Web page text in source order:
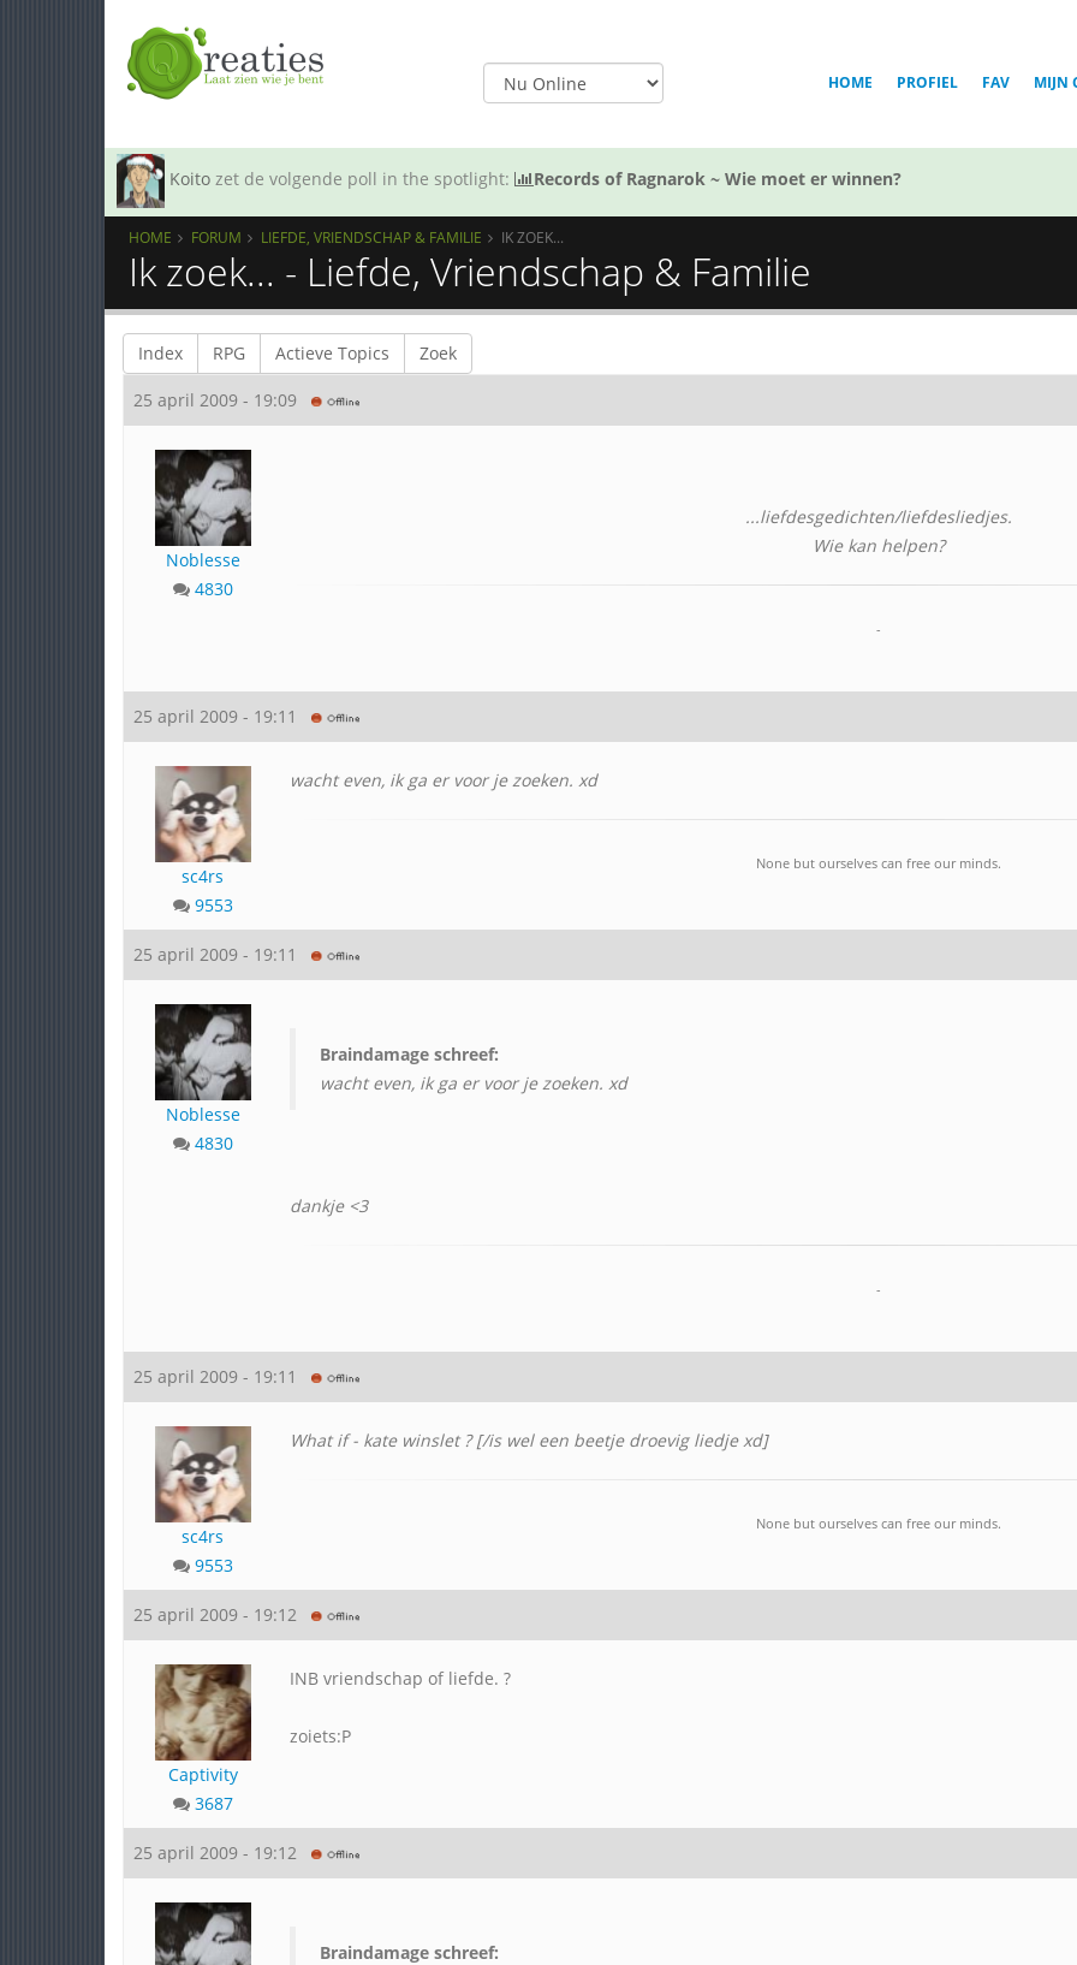
HOME PROFIEL FAV MIJN
Koito zet de volgende poll in the spotlight: Records of Ragnarok ~ Wie moet er winnen?
HOME FORUM LIEFDE, VRIENDSCHAP & FAMILIE IK ZOEK...
Ik zoek... - Liefde, Vriendschap & Familie
Index RPG Actieve Topics Zoek
25 april 2009 - 19:09
Noblesse
4830
...liefdesgedichten/liefdesliedjes.
Wie kan helpen?
-
25 april 2009 - 19:11
sc4rs
9553
wacht even, ik ga er voor je zoeken. xd
None but ourselves can free our minds.
25 april 2009 - 19:11
Noblesse
4830
Braindamage schreef:
wacht even, ik ga er voor je zoeken. xd
dankje <3
-
25 april 2009 - 19:11
sc4rs
9553
What if - kate winslet ? [/is wel een beetje droevig liedje xd]
None but ourselves can free our minds.
25 april 2009 - 19:12
Captivity
3687
INB vriendschap of liefde. ?
zoiets:P
25 april 2009 - 19:12
Braindamage schreef: